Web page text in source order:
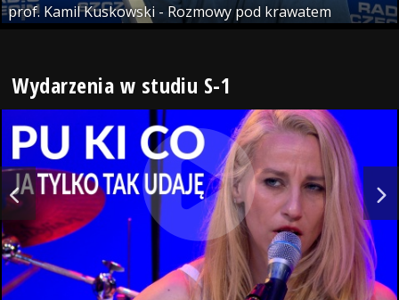
prof. Kamil Kuskowski - Rozmowy pod krawatem
Wydarzenia w studiu S-1